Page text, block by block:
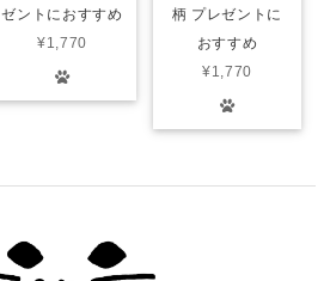
ゼントにおすすめ
¥1,770
柄 プレゼントに
おすすめ
¥1,770